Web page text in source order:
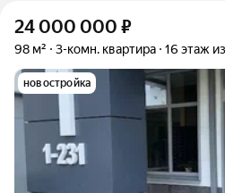
24 000 000 ₽
98 м² 3-комн. квартира 16 этаж
новостройка